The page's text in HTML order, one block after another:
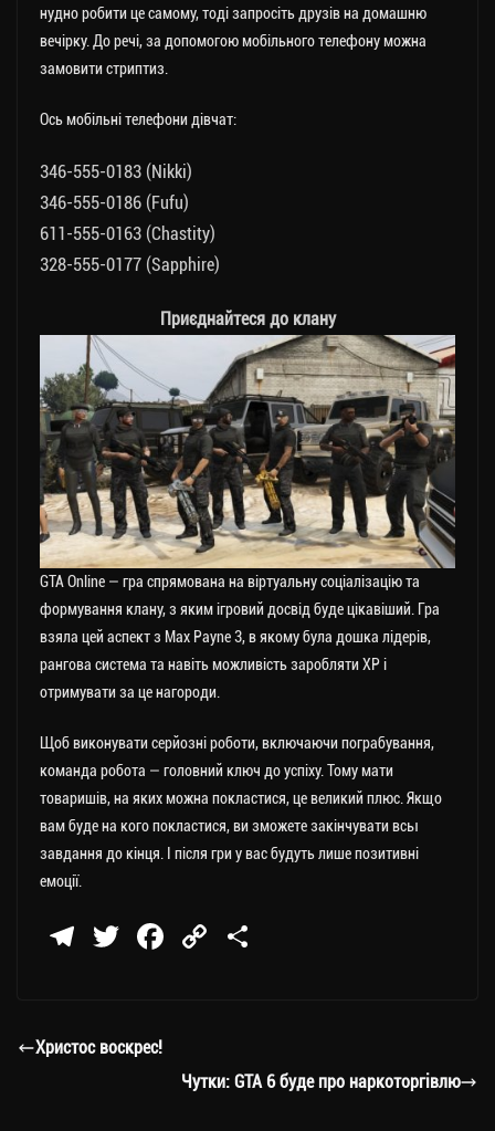
нудно робити це самому, тоді запросіть друзів на домашню
вечірку. До речі, за допомогою мобільного телефону можна
замовити стриптиз.
Ось мобільні телефони дівчат:
346-555-0183 (Nikki)
346-555-0186 (Fufu)
611-555-0163 (Chastity)
328-555-0177 (Sapphire)
Приєднайтеся до клану
GTA Online — гра спрямована на віртуальну соціалізацію та
формування клану, з яким ігровий досвід буде цікавіший. Гра
взяла цей аспект з Max Payne 3, в якому була дошка лідерів,
рангова система та навіть можливість заробляти XP і
отримувати за це нагороди.
Щоб виконувати серйозні роботи, включаючи пограбування,
команда робота — головний ключ до успіху. Тому мати
товаришів, на яких можна покластися, це великий плюс. Якщо
вам буде на кого покластися, ви зможете закінчувати всы
завдання до кінця. І після гри у вас будуть лише позитивні
емоції.
Te
a
T
er
Fa
C
nk ти
Христос воскрес!
Чутки: GTA 6 буде про наркоторгівлю